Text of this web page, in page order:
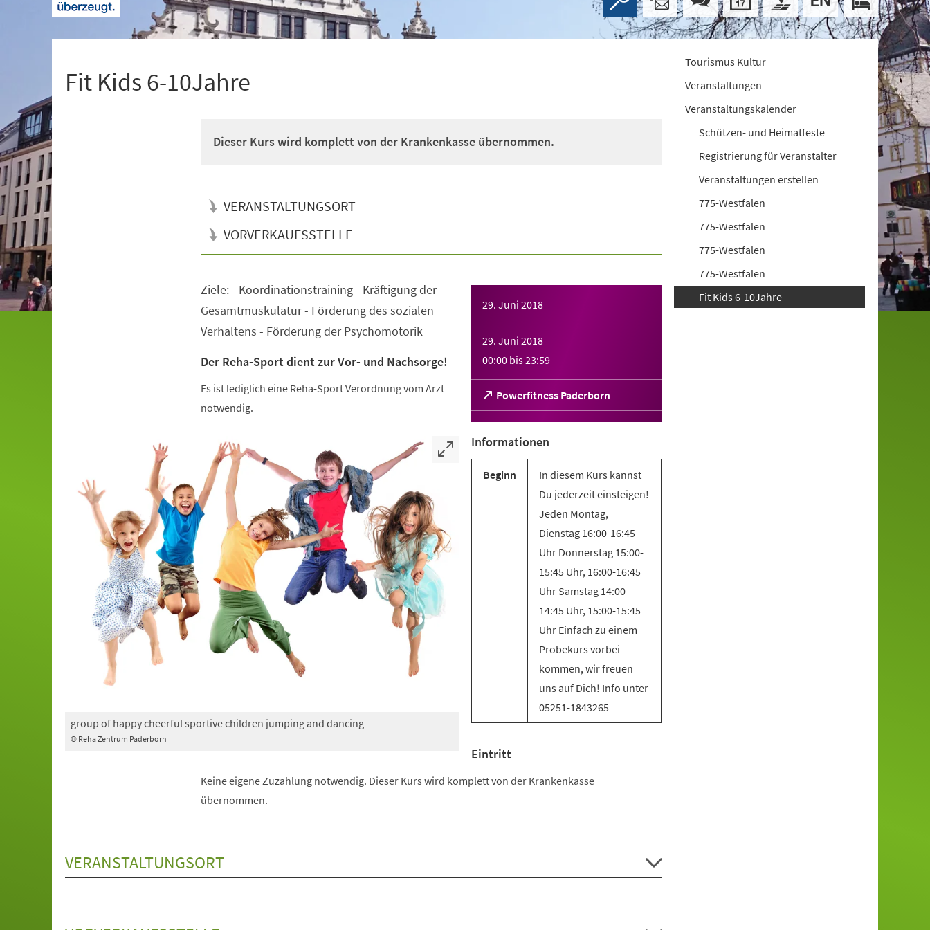
Fit Kids 6-10Jahre
Dieser Kurs wird komplett von der Krankenkasse übernommen.
VERANSTALTUNGSORT
VORVERKAUFSSTELLE
29. Juni 2018
–
29. Juni 2018
00:00 bis23:59
Powerfitness Paderborn
(Öffnet
in
einem
neuen
Tab)
Ziele: - Koordinationstraining - Kräftigung der
Gesamtmuskulatur - Förderung des sozialen
Verhaltens - Förderung der Psychomotorik
Der Reha-Sport dient zur Vor- und Nachsorge!
Es ist lediglich eine Reha-Sport Verordnung vom Arzt
notwendig.
© Reha Zentrum Paderborn
group of happy cheerful sportive children jumping and dancing
Informationen
Beginn
In diesem Kurs kannst
Du jederzeit einsteigen!
Jeden Montag,
Dienstag 16:00-16:45
Uhr Donnerstag 15:00-
15:45 Uhr, 16:00-16:45
Uhr Samstag 14:00-
14:45 Uhr, 15:00-15:45
Uhr Einfach zu einem
Probekurs vorbei
kommen, wir freuen
uns auf Dich! Info unter
05251-1843265
Eintritt
Keine eigene Zuzahlung notwendig. Dieser Kurs wird komplett von der Krankenkasse
übernommen.
VERANSTALTUNGSORT
Tourismus Kultur
Veranstaltungen
Veranstaltungskalender
Schützen- und Heimatfeste
Registrierung für Veranstalter
Veranstaltungen erstellen
775-Westfalen
775-Westfalen
775-Westfalen
775-Westfalen
Fit Kids 6-10Jahre